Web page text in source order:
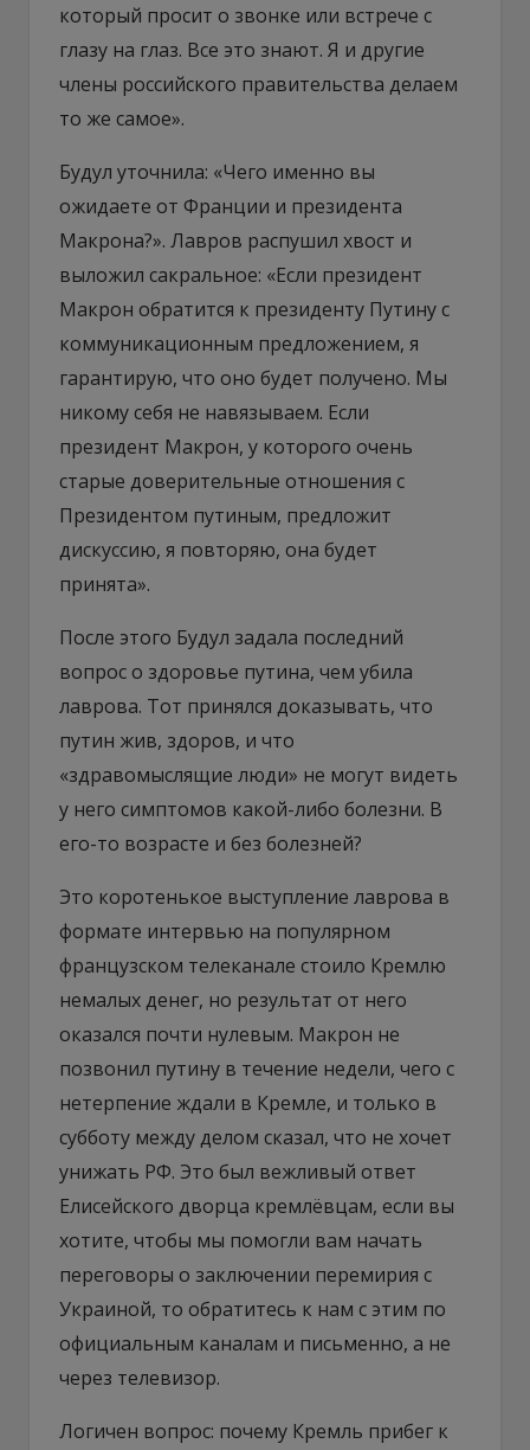
который просит о звонке или встрече с
глазу на глаз. Все это знают. Я и другие
члены российского правительства делаем
то же самое».
Будул уточнила: «Чего именно вы
ожидаете от Франции и президента
Макрона?». Лавров распушил хвост и
выложил сакральное: «Если президент
Макрон обратится к президенту Путину с
коммуникационным предложением, я
гарантирую, что оно будет получено. Мы
никому себя не навязываем. Если
президент Макрон, у которого очень
старые доверительные отношения с
Президентом путиным, предложит
дискуссию, я повторяю, она будет
принята».
После этого Будул задала последний
вопрос о здоровье путина, чем убила
лаврова. Тот принялся доказывать, что
путин жив, здоров, и что
«здравомыслящие люди» не могут видеть
у него симптомов какой-либо болезни. В
его-то возрасте и без болезней?
Это коротенькое выступление лаврова в
формате интервью на популярном
французском телеканале стоило Кремлю
немалых денег, но результат от него
оказался почти нулевым. Макрон не
позвонил путину в течение недели, чего с
нетерпение ждали в Кремле, и только в
субботу между делом сказал, что не хочет
унижать РФ. Это был вежливый ответ
Елисейского дворца кремлёвцам, если вы
хотите, чтобы мы помогли вам начать
переговоры о заключении перемирия с
Украиной, то обратитесь к нам с этим по
официальным каналам и письменно, а не
через телевизор.
Логичен вопрос: почему Кремль прибег к